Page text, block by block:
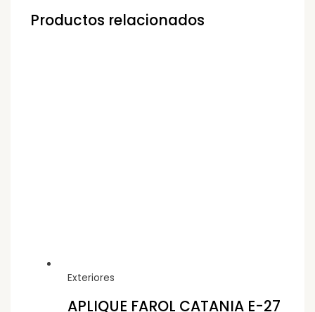
Productos relacionados
Exteriores
APLIQUE FAROL CATANIA E-27